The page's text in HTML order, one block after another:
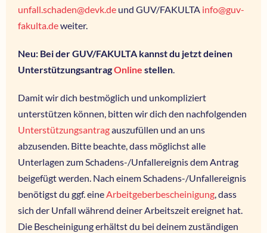
unfall.schaden@devk.de und GUV/FAKULTA info@guv-
fakulta.deweiter.
Neu: Bei der GUV/FAKULTA kannst du jetzt deinen
UnterstützungsantragOnline stellen.
Damit wir dich bestmöglich und unkompliziert
unterstützen können, bitten wir dich den nachfolgenden
Unterstützungsantragauszufüllen und an uns
abzusenden. Bitte beachte, dass möglichst alle
Unterlagen zum Schadens-/Unfallereignis dem Antrag
beigefügt werden. Nach einem Schadens-/Unfallereignis
benötigst du ggf. eineArbeitgeberbescheinigung, dass
sich der Unfall während deiner Arbeitszeit ereignet hat.
Die Bescheinigung erhältst du bei deinem zuständigen